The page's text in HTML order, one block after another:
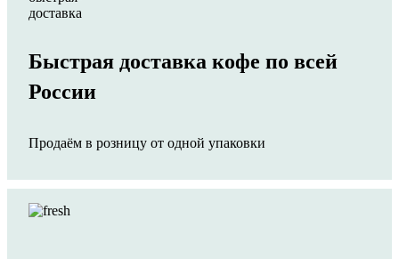
Быстрая доставка кофе по всей
России
Продаём в розницу от одной упаковки